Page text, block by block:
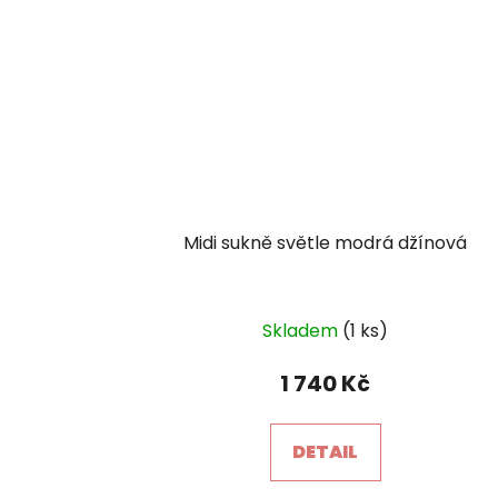
Midi sukně světle modrá džínová
Skladem (1 ks)
1 740 Kč
DETAIL